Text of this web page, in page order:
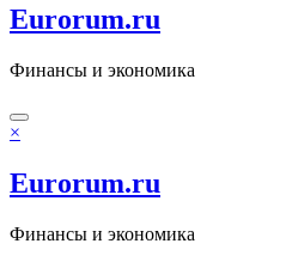
Eurorum.ru
Финансы и экономика
×
Eurorum.ru
Финансы и экономика